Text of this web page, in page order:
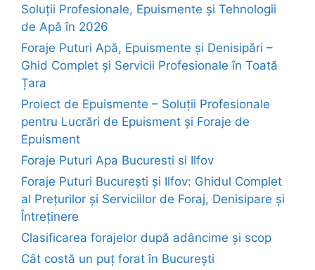
Soluții Profesionale, Epuismente și Tehnologii
de Apă în 2026
Foraje Puturi Apă, Epuismente și Denisipări –
Ghid Complet și Servicii Profesionale în Toată
Țara
Proiect de Epuismente – Soluții Profesionale
pentru Lucrări de Epuisment și Foraje de
Epuisment
Foraje Puturi Apa Bucuresti si Ilfov
Foraje Puturi București și Ilfov: Ghidul Complet
al Prețurilor și Serviciilor de Foraj, Denisipare și
Întreținere
Clasificarea forajelor după adâncime și scop
Cât costă un puț forat în București